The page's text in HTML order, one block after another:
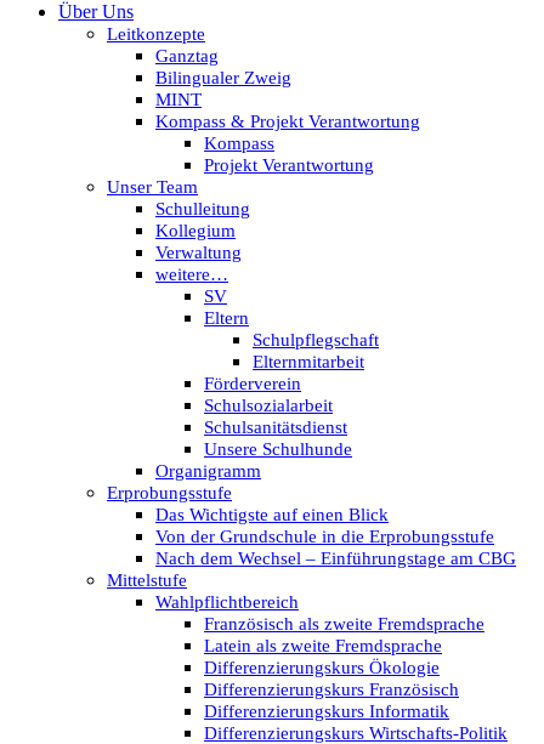
Über Uns
Leitkonzepte
Ganztag
Bilingualer Zweig
MINT
Kompass & Projekt Verantwortung
Kompass
Projekt Verantwortung
Unser Team
Schulleitung
Kollegium
Verwaltung
weitere…
SV
Eltern
Schulpflegschaft
Elternmitarbeit
Förderverein
Schulsozialarbeit
Schulsanitätsdienst
Unsere Schulhunde
Organigramm
Erprobungsstufe
Das Wichtigste auf einen Blick
Von der Grundschule in die Erprobungsstufe
Nach dem Wechsel – Einführungstage am CBG
Mittelstufe
Wahlpflichtbereich
Französisch als zweite Fremdsprache
Latein als zweite Fremdsprache
Differenzierungskurs Ökologie
Differenzierungskurs Französisch
Differenzierungskurs Informatik
Differenzierungskurs Wirtschafts-Politik